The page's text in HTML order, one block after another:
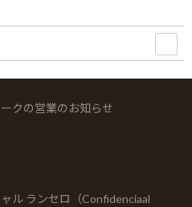
YOICHI MOSCATEL WOOD
クの営業のお知らせ
ル ランセロ（Confidenciaal